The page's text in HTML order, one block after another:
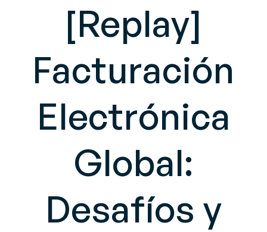
[Replay]
Facturación
Electrónica
Global:
Desafíos y